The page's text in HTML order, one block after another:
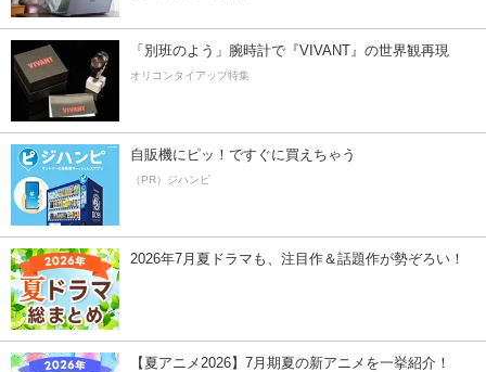
「別班のよう」腕時計で『VIVANT』の世界観再現
オリコンタイアップ特集
自販機にピッ！ですぐに買えちゃう
（PR）ジハンピ
2026年7月夏ドラマも、注目作＆話題作が勢ぞろい！
【夏アニメ2026】7月期夏の新アニメを一挙紹介！